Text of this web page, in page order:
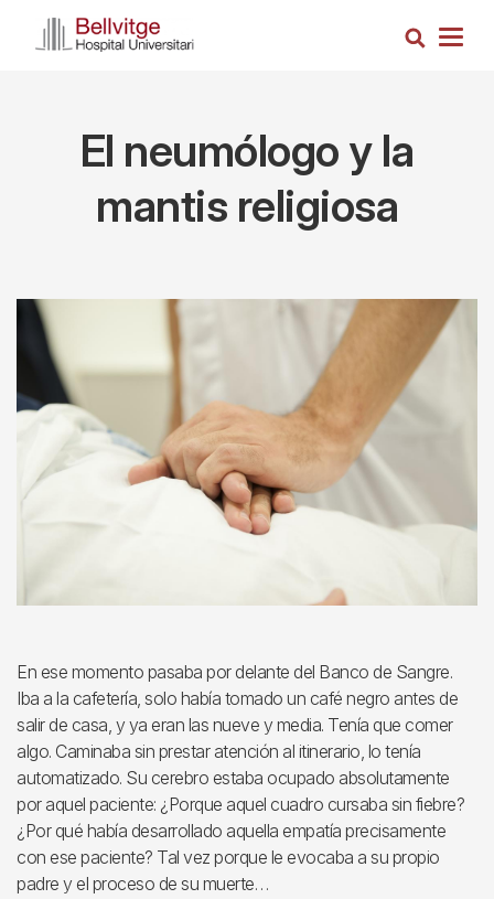
Search
El neumólogo y la
mantis religiosa
En ese momento pasaba por delante del Banco de Sangre.
Iba a la cafetería, solo había tomado un café negro antes de
salir de casa, y ya eran las nueve y media. Tenía que comer
algo. Caminaba sin prestar atención al itinerario, lo tenía
automatizado. Su cerebro estaba ocupado absolutamente
por aquel paciente: ¿Porque aquel cuadro cursaba sin fiebre?
¿Por qué había desarrollado aquella empatía precisamente
con ese paciente? Tal vez porque le evocaba a su propio
padre y el proceso de su muerte…